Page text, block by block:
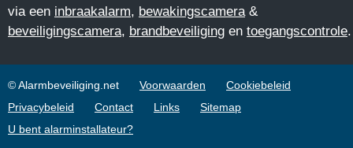
via een inbraakalarm, bewakingscamera&
beveiligingscamera, brandbeveiliging en toegangscontrole.
© Alarmbeveiliging.net Voorwaarden
Cookiebeleid
Privacybeleid
Contact Links
Sitemap
U bent alarminstallateur?